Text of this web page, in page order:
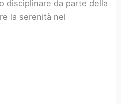
disciplinare da parte della
la serenità nel